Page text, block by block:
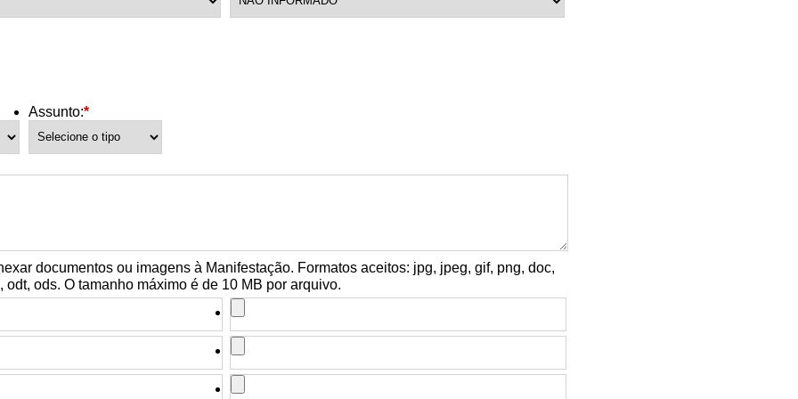
Assunto:*
documentos ou imagens à Manifestação. Formatos aceitos: jpg, jpeg, gif, png, doc,
odt, ods. O tamanho máximo é de 10 MB por arquivo.